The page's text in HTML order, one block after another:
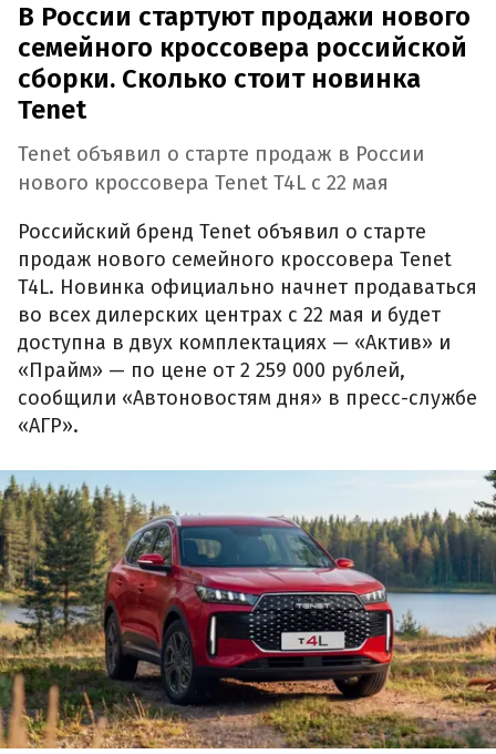
В России стартуют продажи нового
семейного кроссовера российской
сборки. Сколько стоит новинка
Tenet
Tenet объявил о старте продаж в России
нового кроссовера Tenet T4L с 22 мая
Российский бренд Tenet объявил о старте
продаж нового семейного кроссовера Tenet
T4L. Новинка официально начнет продаваться
во всех дилерских центрах с 22 мая и будет
доступна в двух комплектациях — «Актив» и
«Прайм» — по цене от 2 259 000 рублей,
сообщили «Автоновостям дня» в пресс-службе
«АГР».